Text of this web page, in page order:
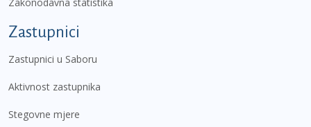
Zastupnici
Zastupnici u Saboru
Aktivnost zastupnika
Stegovne mjere